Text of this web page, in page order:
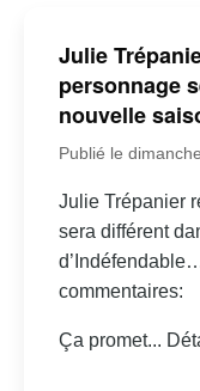
Julie
personnage
nouvelle
Publié le
Julie Trépanier
sera différent
commentaires:
Ça promet...